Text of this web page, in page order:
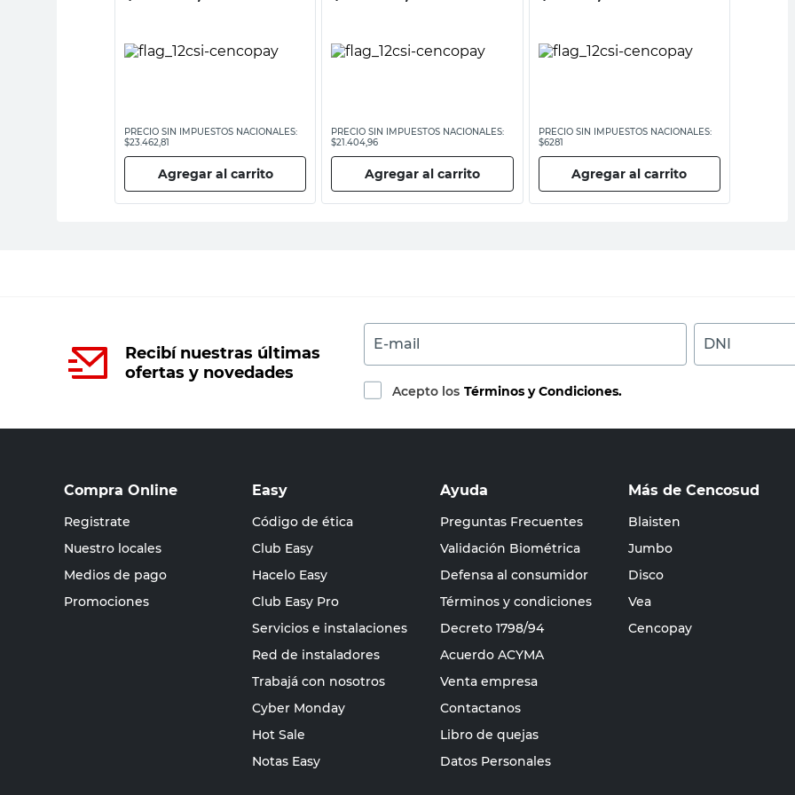
PRECIO SIN IMPUESTOS NACIONALES:
$23.462,81
Agregar al carrito
PRECIO SIN IMPUESTOS NACIONALES:
$21.404,96
Agregar al carrito
PRECIO SIN IMPUESTOS NACIONALES:
$6281
Agregar al carrito
Recibí nuestras últimas
ofertas y novedades
E-mail DNI
Acepto los Términos y Condiciones.
Compra Online
Registrate
Nuestro locales
Medios de pago
Promociones
Easy
Código de ética
Club Easy
Hacelo Easy
Club Easy Pro
Servicios e instalaciones
Red de instaladores
Trabajá con nosotros
Cyber Monday
Hot Sale
Notas Easy
Ayuda
Preguntas Frecuentes
Validación Biométrica
Defensa al consumidor
Términos y condiciones
Decreto 1798/94
Acuerdo ACYMA
Venta empresa
Contactanos
Libro de quejas
Datos Personales
Más de Cencosud
Blaisten
Jumbo
Disco
Vea
Cencopay